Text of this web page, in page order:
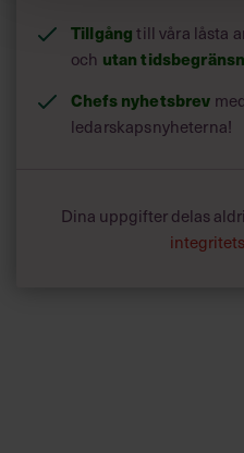
Tillgång till våra låsta
och utan
Chefs nyhetsbrev
ledarskapsnyheterna!
Dina uppgifter delas